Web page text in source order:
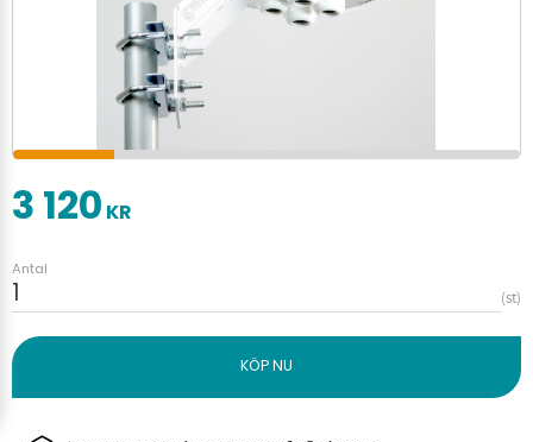
3 120 KR
Antal
st